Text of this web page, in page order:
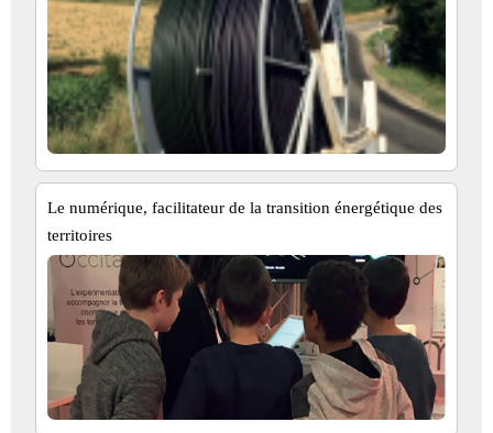
Le numérique, facilitateur de la transition énergétique des
territoires